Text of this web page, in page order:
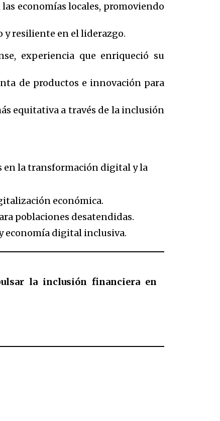
economías locales, promoviendo
y resiliente en el liderazgo.
experiencia que enriqueció su
de productos e innovación para
equitativa a través de la inclusión
en la transformación digital y la
económica.
poblaciones desatendidas.
economía digital inclusiva.
la inclusión financiera en